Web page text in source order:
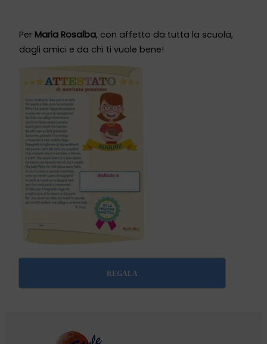
Per Maria Rosalba, con affetto da tutta la scuola,
dagli amici e da chi ti vuole bene!
REGALA